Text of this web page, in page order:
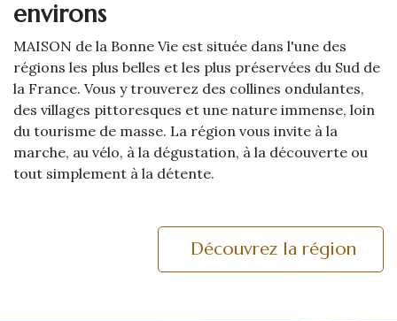
environs
MAISON de la Bonne Vie est située dans l'une des
régions les plus belles et les plus préservées du Sud de
la France. Vous y trouverez des collines ondulantes,
des villages pittoresques et une nature immense, loin
du tourisme de masse. La région vous invite à la
marche, au vélo, à la dégustation, à la découverte ou
tout simplement à la détente.
Découvrez la région